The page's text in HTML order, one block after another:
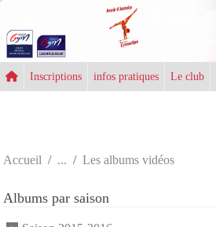
Inscriptions infos pratiques Le club
Accueil Les albums vidéos
Albums par saison
Panneau de gestion des cookies